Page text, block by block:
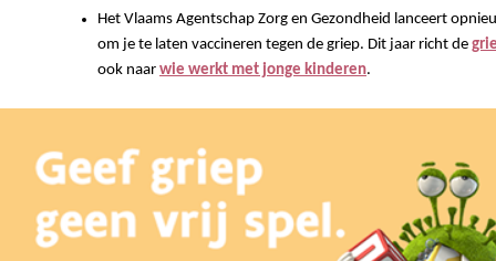
Het Vlaams Agentschap Zorg en Gezondheid lanceert
om je te laten vaccineren tegen de griep. Dit jaar richt de
ook naar wie werkt met jonge kinderen.